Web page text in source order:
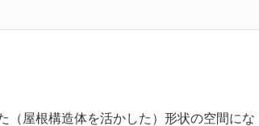
（屋根構造体を活かした）形状の空間にな